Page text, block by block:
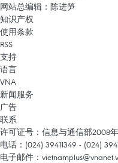
网站总编辑：陈进笋
知识产权
使用条款
RSS
支持
语言
VNA
新闻服务
广告
联系
许可证号：信息与通信部2008年9
电话：(024) 39411349 - (024)
电子邮件：